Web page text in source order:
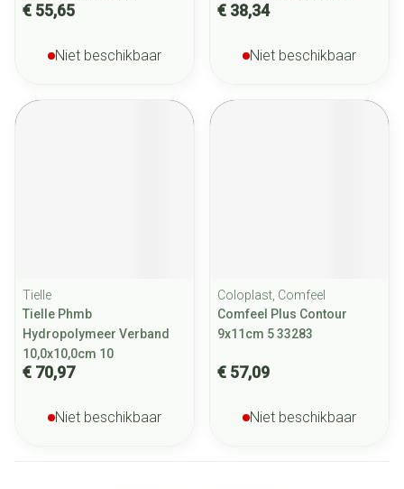
€ 55,65
Niet beschikbaar
€ 38,34
Niet beschikbaar
Tielle
Tielle Phmb
Hydropolymeer Verband
10,0x10,0cm 10
€ 70,97
Niet beschikbaar
Coloplast, Comfeel
Comfeel Plus Contour
9x11cm 5 33283
€ 57,09
Niet beschikbaar